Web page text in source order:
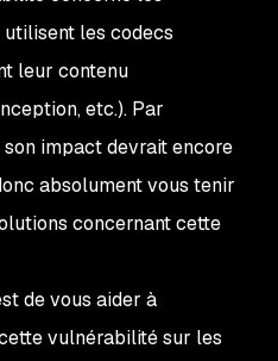
les codecs
leur contenu
etc.). Par
son impact devrait encore
absolument vous tenir
concernant cette
de vous aider à
vulnérabilité sur les